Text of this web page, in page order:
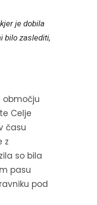
je dobila
bilo zaslediti,
območju
Celje
času
z
so bila
pasu
pod